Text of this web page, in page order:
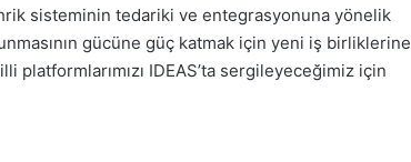
sisteminin tedariki ve entegrasyonuna yönelik
gücüne güç katmak için yeni iş birliklerine
platformlarımızı IDEAS’ta sergileyeceğimiz için